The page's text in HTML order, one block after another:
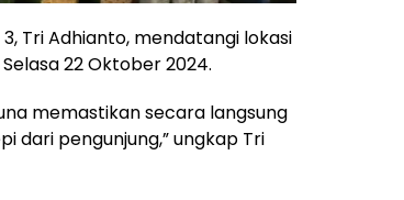
Tri Adhianto, mendatangi lokasi
22 Oktober 2024.
memastikan secara langsung
dari pengunjung,” ungkap Tri